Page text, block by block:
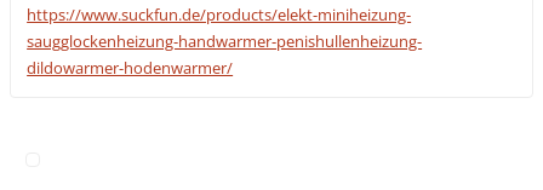
https://www.suckfun.de/products/elekt-miniheizung-
saugglockenheizung-handwarmer-penishullenheizung-
dildowarmer-hodenwarmer/